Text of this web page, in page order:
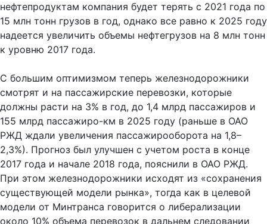
нефтепродуктам компания будет терять с 2021 года по
15 млн тонн грузов в год, однако все равно к 2025 году
надеется увеличить объемы нефтегрузов на 8 млн тонн
к уровню 2017 года.
С большим оптимизмом теперь железнодорожники
смотрят и на пассажирские перевозки, которые
должны расти на 3% в год, до 1,4 млрд пассажиров и
155 млрд пассажиро-км в 2025 году (раньше в ОАО
РЖД ждали увеличения пассажирооборота на 1,8–
2,3%). Прогноз был улучшен с учетом роста в конце
2017 года и начале 2018 года, пояснили в ОАО РЖД.
При этом железнодорожники исходят из «сохранения
существующей модели рынка», тогда как в целевой
модели от Минтранса говорится о либерализации
около 10% объема перевозок в дальнем следовании